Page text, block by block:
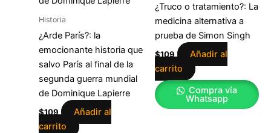
Historia
¿Arde París?: la
emocionante historia que
salvo París al final de la
segunda guerra mundial
de Dominique Lapierre
$109
Añadir al
carrito
¿Truco o tratamiento?: La
medicina alternativa a
prueba de Simon Singh
$109
Añadir al
carrito
Compra vía
Whatsapp